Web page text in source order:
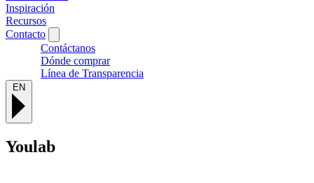
Inspiración
Recursos
Contacto
Contáctanos
Dónde comprar
Línea de Transparencia
EN
Youlab